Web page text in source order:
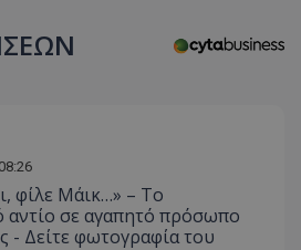
φίλε Μάικ…» – Το
αντίο σε αγαπητό πρόσωπο
- Δείτε φωτογραφία του